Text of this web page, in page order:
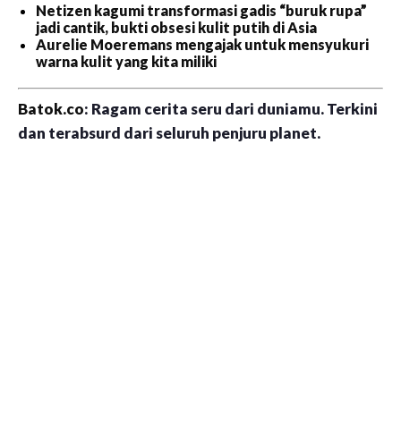
Netizen kagumi transformasi gadis “buruk rupa”
jadi cantik, bukti obsesi kulit putih di Asia
Aurelie Moeremans mengajak untuk mensyukuri
warna kulit yang kita miliki
Batok.co: Ragam cerita seru dari duniamu. Terkini
dan terabsurd dari seluruh penjuru planet.